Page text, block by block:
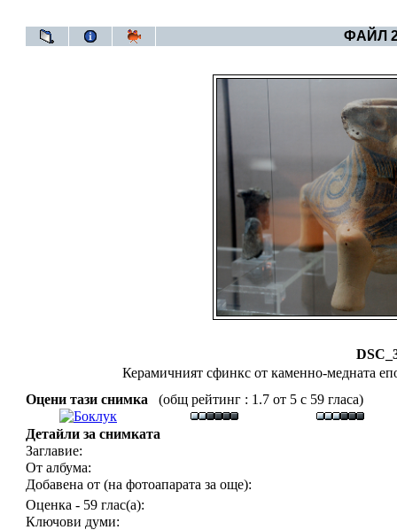
ФАЙЛ
Керамичният сфинкс от каменно-медната
Оцени тази снимка
(общ рейтинг : 1.7 от 5 с 59 гласа)
Детайли за снимката
Заглавие:
От албума:
Добавена от (на фотоапарата за още):
Оценка - 59 глас(а):
Ключови думи: